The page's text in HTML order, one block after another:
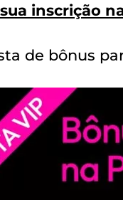
inscrição
de bônus